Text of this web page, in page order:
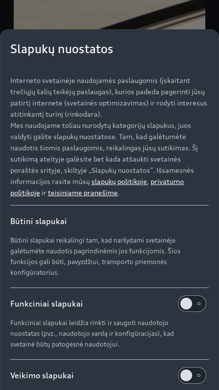
Slapukų nuostatos
Interneto svetainėje naudojamės paslaugomis (įskaitant
trečiųjų šalių teikėjų paslaugas), kurios padeda pagerinti jūsų
patirtį internete (svetainės optimizavimas) ir rodyti interesus
atitinkantį turinį (rinkodara).
Mes naudojame toliau nurodytų kategorijų slapukus, juos
valdyti galite slapukų nuostatose. Tam, kad galėtumėte
naudotis šiomis paslaugomis, reikalingas jūsų sutikimas. Šį
sutikimą ateityje galėsite bet kada atšaukti svetainės
poraštės srityje, skiltyje „Slapukų nuostatos“. Išsamesnės
informacijos rasite mūsų slapukų politikoje, privatumo
politikoje irteisiniame pranešime.
Būtini slapukai
Būtini slapukai reikalingi tam, kad naršydami svetainėje
galėtumėte naudotis pagrindinėmis jos funkcijomis. Šios
funkcijos gali būti, pavyzdžiui, transporto priemonės
konfigūratorius.
Funkciniai slapukai
Funkciniai slapukai leidžia rinkti ir saugoti naudotojo
nuostatas (pvz., naudotojo vardą ir konfigūracijas), kad
svetainė būtų patogesnė naudotojui.
Veikimo slapukai